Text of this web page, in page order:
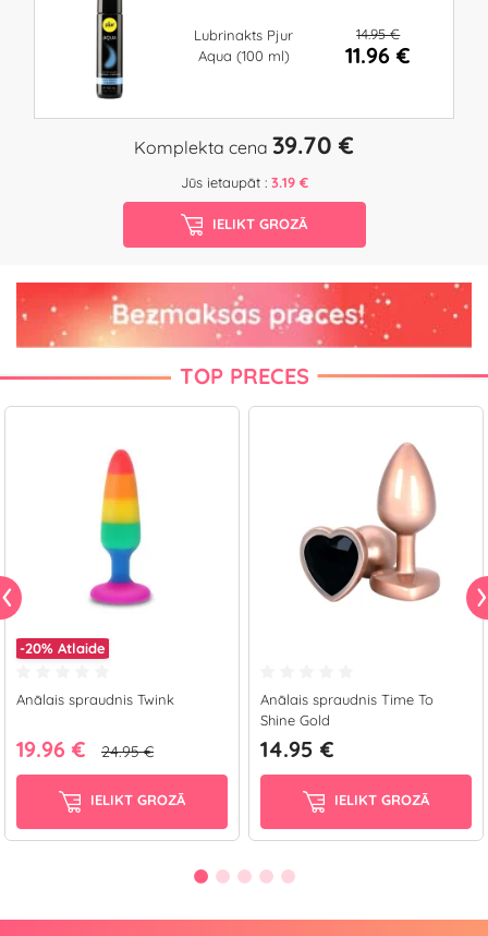
Lubrinakts Pjur
Aqua (100 ml)
14.95 €
11.96 €
Komplekta cena 39.70 €
Jūs ietaupāt : 3.19 €
IELIKT GROZĀ
TOP PRECES
-20% Atlaide
Anālais spraudnis Twink
19.96 € 24.95 €
IELIKT GROZĀ
Anālais spraudnis Time To
Shine Gold
14.95 €
IELIKT GROZĀ